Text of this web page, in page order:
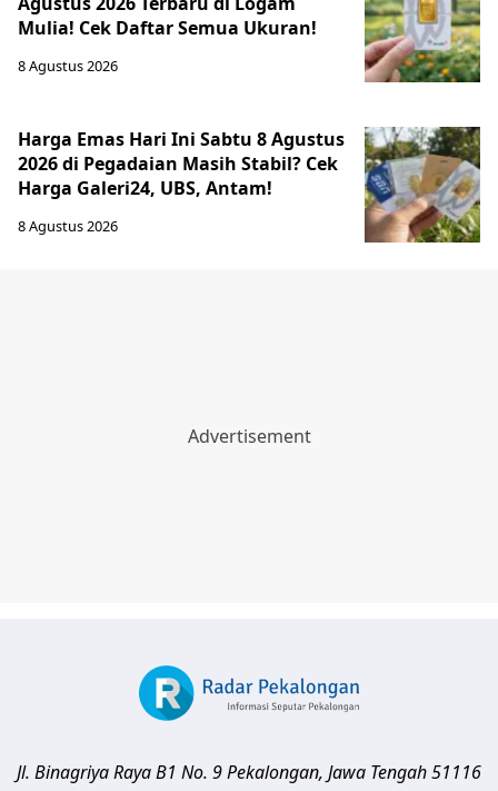
Mulia! Cek Daftar Semua Ukuran!
8 Agustus 2026
Harga Emas Hari Ini Sabtu 8 Agustus
2026 di Pegadaian Masih Stabil? Cek
Harga Galeri24, UBS, Antam!
8 Agustus 2026
Jl. Binagriya Raya B1 No. 9Pekalongan, Jawa Tengah51116